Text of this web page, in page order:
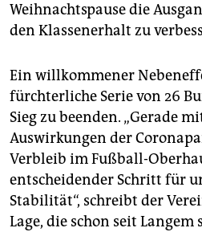
Weihnachtspause die
den Klassenerhalt zu
Ein willkommener
fürchterliche Serie von 26
Sieg zu beenden. „Gerade
Auswirkungen der
Verbleib im Fußball-
entscheidender Schritt für
Stabilität“, schreibt der
Lage, die schon seit Langem